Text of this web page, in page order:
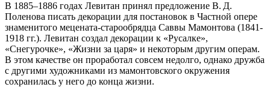
В 1885–1886 годах Левитан принял предложение В. Д.
Поленова писать декорации для постановок в Частной опере
знаменитого мецената-старообрядца Саввы Мамонтова (1841-
1918 гг.). Левитан создал декорации к «Русалке»,
«Снегурочке», «Жизни за царя» и некоторым другим операм.
В этом качестве он проработал совсем недолго, однако дружба
с другими художниками из мамонтовского окружения
сохранилась у него до конца жизни.